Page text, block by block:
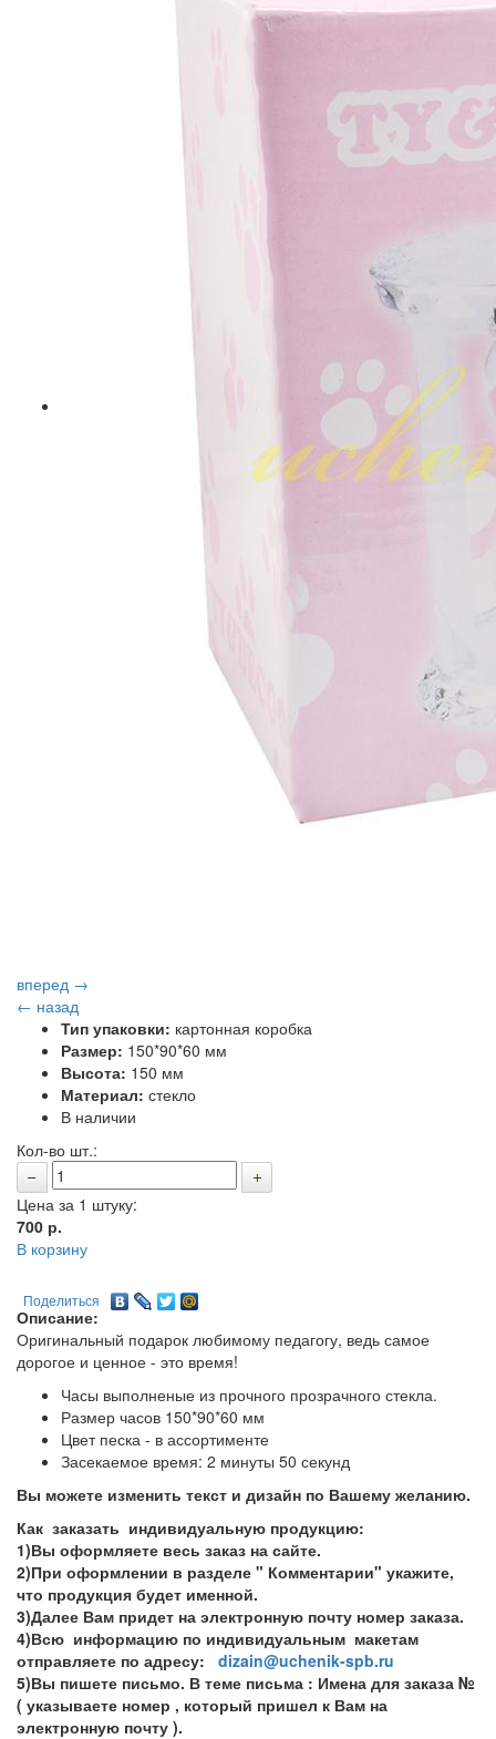
вперед →
← назад
Тип упаковки: картонная коробка
Размер: 150*90*60 мм
Высота: 150 мм
Материал: стекло
В наличии
Кол-во шт.:
Цена за 1 штуку:
700 р.
В корзину
Поделиться
Описание:
Оригинальный подарок любимому педагогу, ведь самое
дорогое и ценное - это время!
Часы выполненые из прочного прозрачного стекла.
Размер часов 150*90*60 мм
Цвет песка - в ассортименте
Засекаемое время: 2 минуты 50 секунд
Вы можете изменить текст и дизайн по Вашему желанию.
Как заказать индивидуальную продукцию:
1)Вы оформляете весь заказ на сайте.
2)При оформлении в разделе " Комментарии" укажите,
что продукция будет именной.
3)Далее Вам придет на электронную почту номер заказа.
4)Всю информацию по индивидуальным макетам
отправляете по адресу: dizain@uchenik-spb.ru
5)Вы пишете письмо. В теме письма : Имена для заказа №
( указываете номер , который пришел к Вам на
электронную почту ).